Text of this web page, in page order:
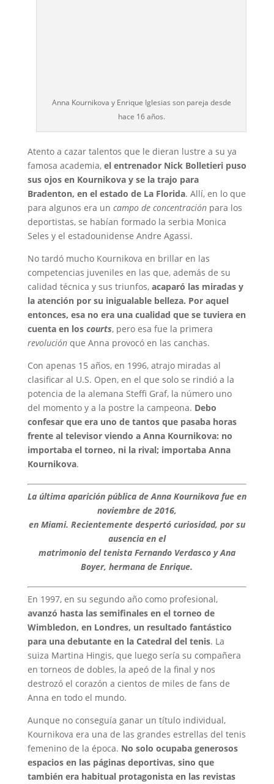
Anna Kournikova y Enrique Iglesias son pareja desde
hace 16 años.
Atento a cazar talentos que le dieran lustre a su ya
famosa academia, el entrenador Nick Bolletieri puso
sus ojos en Kournikova y se la trajo para
Bradenton, en el estado de La Florida. Allí, en lo que
para algunos era un campo de concentraciónpara los
deportistas, se habían formado la serbia Monica
Seles y el estadounidense Andre Agassi.
No tardó mucho Kournikova en brillar en las
competencias juveniles en las que, además de su
calidad técnica y sus triunfos, acaparó las miradas y
la atención por su inigualable belleza. Por aquel
entonces, esa no era una cualidad que se tuviera en
cuenta en los courts, pero esa fue la primera
revoluciónque Anna provocó en las canchas.
Con apenas 15 años, en 1996, atrajo miradas al
clasificar al U.S. Open, en el que solo se rindió a la
potencia de la alemana Steffi Graf, la número uno
del momento y a la postre la campeona. Debo
confesar que era uno de tantos que pasaba horas
frente al televisor viendo a Anna Kournikova: no
importaba el torneo, ni la rival; importaba Anna
Kournikova.
La última aparición pública de Anna Kournikova fue en
noviembre de 2016,
en Miami. Recientemente despertó curiosidad, por su
ausencia en el
matrimonio del tenista Fernando Verdasco y Ana
Boyer, hermana de Enrique.
En 1997, en su segundo año como profesional,
avanzó hasta las semifinales en el torneo de
Wimbledon, en Londres, un resultado fantástico
para una debutante en la Catedral del tenis. La
suiza Martina Hingis, que luego sería su compañera
en torneos de dobles, la apeó de la final y nos
destrozó el corazón a cientos de miles de fans de
Anna en todo el mundo.
Aunque no conseguía ganar un título individual,
Kournikova era una de las grandes estrellas del tenis
femenino de la época. No solo ocupaba generosos
espacios en las páginas deportivas, sino que
también era habitual protagonista en las revistas